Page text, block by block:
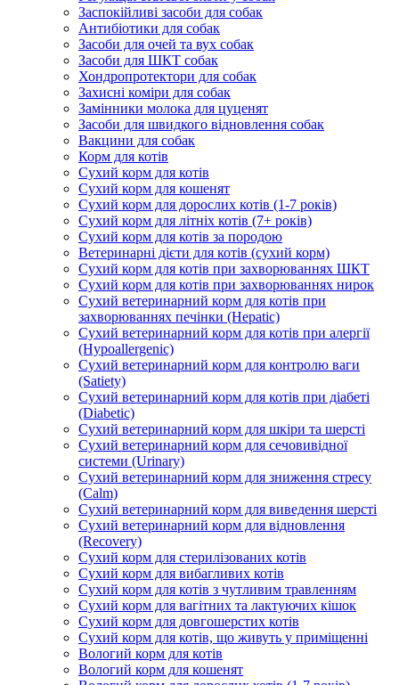
Заспокійливі засоби для собак
Антибіотики для собак
Засоби для очей та вух собак
Засоби для ШКТ собак
Хондропротектори для собак
Захисні коміри для собак
Замінники молока для цуценят
Засоби для швидкого відновлення собак
Вакцини для собак
Корм для котів
Сухий корм для котів
Сухий корм для кошенят
Сухий корм для дорослих котів (1-7 років)
Сухий корм для літніх котів (7+ років)
Сухий корм для котів за породою
Ветеринарні дієти для котів (сухий корм)
Сухий корм для котів при захворюваннях ШКТ
Сухий корм для котів при захворюваннях нирок
Сухий ветеринарний корм для котів при
захворюваннях печінки (Hepatic)
Сухий ветеринарний корм для котів при алергії
(Hypoallergenic)
Сухий ветеринарний корм для контролю ваги
(Satiety)
Сухий ветеринарний корм для котів при діабеті
(Diabetic)
Сухий ветеринарний корм для шкіри та шерсті
Сухий ветеринарний корм для сечовивідної
системи (Urinary)
Сухий ветеринарний корм для зниження стресу
(Calm)
Сухий ветеринарний корм для виведення шерсті
Сухий ветеринарний корм для відновлення
(Recovery)
Сухий корм для стерилізованих котів
Сухий корм для вибагливих котів
Сухий корм для котів з чутливим травленням
Сухий корм для вагітних та лактуючих кішок
Сухий корм для довгошерстих котів
Сухий корм для котів, що живуть у приміщенні
Вологий корм для котів
Вологий корм для кошенят